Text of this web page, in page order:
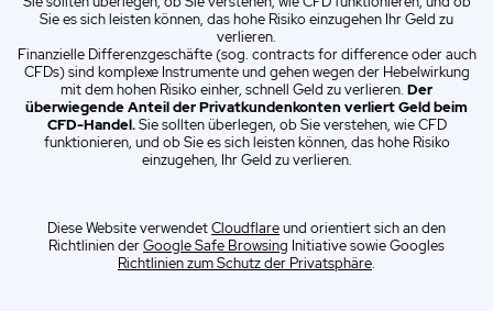
Sie es sich leisten können, das hohe Risiko einzugehen Ihr Geld zu
verlieren.
Finanzielle Differenzgeschäfte (sog. contracts for difference oder auch
CFDs) sind komplexe Instrumente und gehen wegen der Hebelwirkung
mit dem hohen Risiko einher, schnell Geld zu verlieren. Der
überwiegende Anteil der Privatkundenkonten verliert Geld beim
CFD-Handel.Sie sollten überlegen, ob Sie verstehen, wie CFD
funktionieren, und ob Sie es sich leisten können, das hohe Risiko
einzugehen, Ihr Geld zu verlieren.
Diese Website verwendetCloudflareund orientiert sich an den
Richtlinien derGoogle Safe Browsing Initiative sowie Googles
Richtlinien zum Schutz der Privatsphäre.